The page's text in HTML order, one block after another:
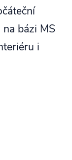
bázi MS
i